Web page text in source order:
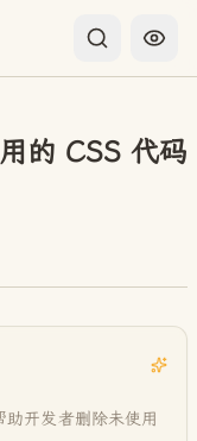
的 CSS 代码
开发者删除未使用